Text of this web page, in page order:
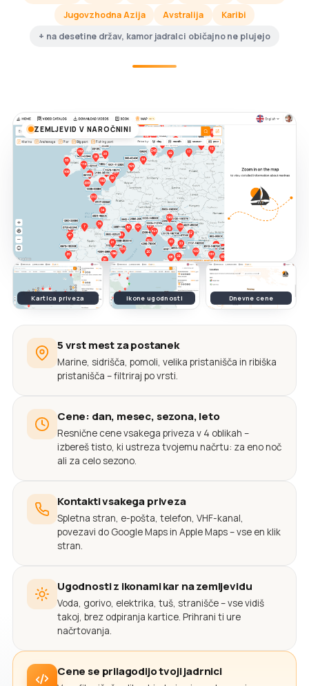
Jugovzhodna Azija
Avstralija
Karibi
+ na desetine držav, kamor jadralci običajno ne plujejo
ZEMLJEVID V NAROČNINI
Kartica priveza Ikone ugodnosti Dnevne cene
5 vrst mest za postanek
Marine, sidrišča, pomoli, velika pristanišča in ribiška
pristanišča – filtriraj po vrsti.
Cene: dan, mesec, sezona, leto
Resnične cene vsakega priveza v 4 oblikah –
izbereš tisto, ki ustreza tvojemu načrtu: za eno noč
ali za celo sezono.
Kontakti vsakega priveza
Spletna stran, e-pošta, telefon, VHF-kanal,
povezavi do Google Maps in Apple Maps – vse en klik
stran.
Ugodnosti z ikonami kar na zemljevidu
Voda, gorivo, elektrika, tuš, stranišče – vse vidiš
takoj, brez odpiranja kartice. Prihrani ti ure
načrtovanja.
Cene se prilagodijo tvoji jadrnici